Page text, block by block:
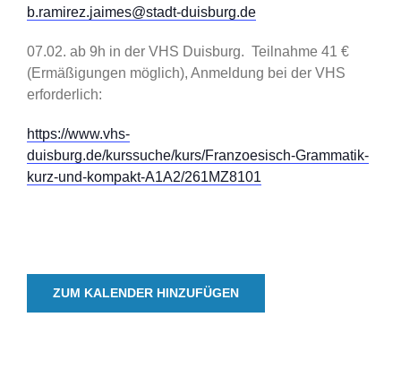
b.ramirez.jaimes@stadt-duisburg.de
07.02. ab 9h in der VHS Duisburg. Teilnahme 41 €
(Ermäßigungen möglich), Anmeldung bei der VHS
erforderlich:
https://www.vhs-
duisburg.de/kurssuche/kurs/Franzoesisch-Grammatik-
kurz-und-kompakt-A1A2/261MZ8101
ZUM KALENDER HINZUFÜGEN